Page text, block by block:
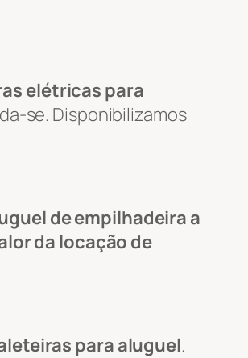
elétricas para
se. Disponibilizamos
de empilhadeira a
da locação de
para aluguel.